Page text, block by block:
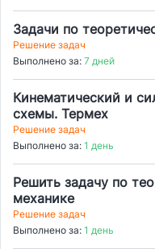
Задачи по
Решение задач
Выполнено за: 7 дней
Кинематический и
схемы. Термех
Решение задач
Выполнено за: 1 день
Решить задачу по
механике
Решение задач
Выполнено за: 1 день